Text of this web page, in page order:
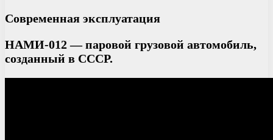
Современная эксплуатация
НАМИ-012 — паровой грузовой автомобиль,
созданный в СССР.